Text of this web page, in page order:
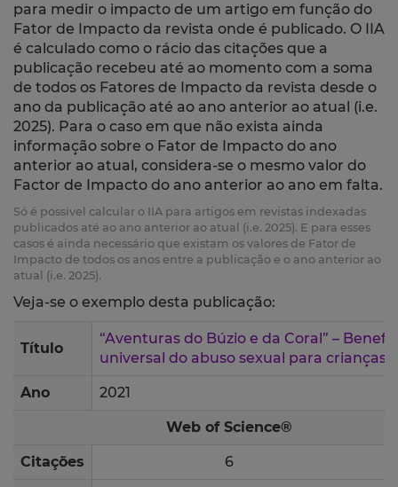
para medir o impacto de um artigo em função do
Fator de Impacto da revista onde é publicado. O IIA
é calculado como o rácio das citações que a
publicação recebeu até ao momento com a soma
de todos os Fatores de Impacto da revista desde o
ano da publicação até ao ano anterior ao atual (i.e.
2025). Para o caso em que não exista ainda
informação sobre o Fator de Impacto do ano
anterior ao atual, considera-se o mesmo valor do
Factor de Impacto do ano anterior ao ano em falta.
Só é possível calcular o IIA para artigos em revistas indexadas
publicados até ao ano anterior ao atual (i.e. 2025). E para esses
casos é ainda necessário que existam os valores de Fator de
Impacto de todos os anos entre a publicação e o ano anterior ao
atual (i.e. 2025).
Veja-se o exemplo desta publicação:
Título
“Aventuras do Búzio e da Coral” –
universal do abuso sexual para crianças
Ano 2021
Web of Science®
Citações 6